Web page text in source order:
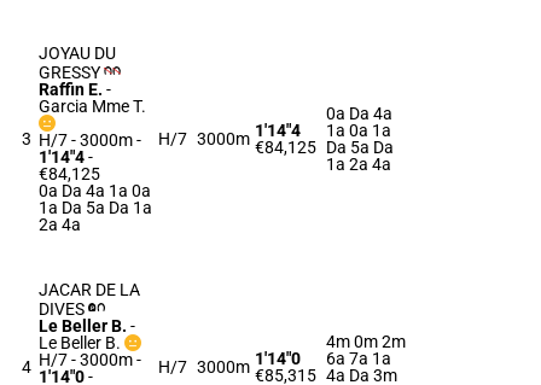
3
JOYAU DU
GRESSY
Raffin E. -
Garcia Mme T.
H/7 - 3000m-
1'14"4-
€84,125
0a Da 4a 1a 0a
1a Da 5a Da 1a
2a 4a
H/7 3000m 1'14"4
€84,125
0a Da 4a
1a 0a 1a
Da 5a Da
1a 2a 4a
4
JACAR DE LA
DIVES
Le Beller B. -
Le Beller B.
H/7 - 3000m-
1'14"0-
H/7 3000m 1'14"0
€85,315
4m 0m 2m
6a 7a 1a
4a Da 3m